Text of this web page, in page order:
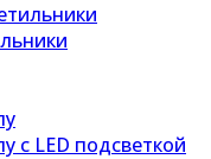
с LED подсветкой